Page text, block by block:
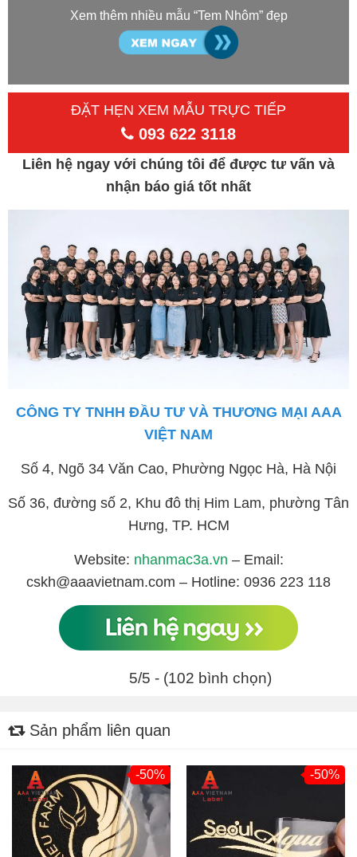
Xem thêm nhiều mẫu “Tem Nhôm” đẹp
ĐẶT HẸN XEM MẪU TRỰC TIẾP
093 622 3118
Liên hệ ngay với chúng tôi để được tư vấn và
nhận báo giá tốt nhất
CÔNG TY TNHH ĐẦU TƯ VÀ THƯƠNG MẠI AAA
VIỆT NAM
Số 4, Ngõ 34 Văn Cao, Phường Ngọc Hà, Hà Nội
Số 36, đường số 2, Khu đô thị Him Lam, phường Tân
Hưng, TP. HCM
Website: nhanmac3a.vn – Email:
cskh@aaavietnam.com – Hotline: 0936 223 118
5/5 - (102 bình chọn)
Sản phẩm liên quan
-50% -50%